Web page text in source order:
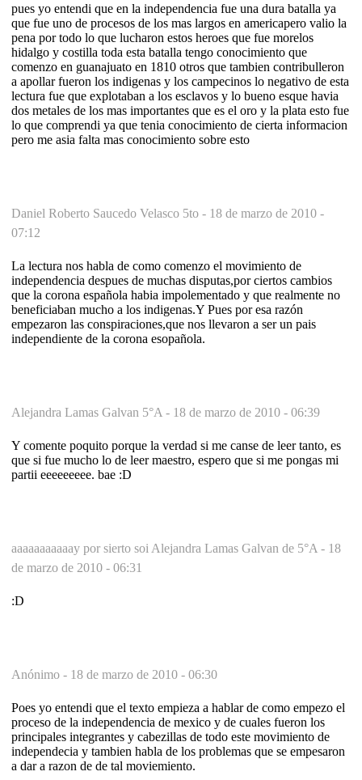
pues yo entendi que en la independencia fue una dura batalla ya
que fue uno de procesos de los mas largos en americapero valio la
pena por todo lo que lucharon estos heroes que fue morelos
hidalgo y costilla toda esta batalla tengo conocimiento que
comenzo en guanajuato en 1810 otros que tambien contribulleron
a apollar fueron los indigenas y los campecinos lo negativo de esta
lectura fue que explotaban a los esclavos y lo bueno esque havia
dos metales de los mas importantes que es el oro y la plata esto fue
lo que comprendi ya que tenia conocimiento de cierta informacion
pero me asia falta mas conocimiento sobre esto
Daniel Roberto Saucedo Velasco 5to - 18 de marzo de 2010 -
07:12
La lectura nos habla de como comenzo el movimiento de
independencia despues de muchas disputas,por ciertos cambios
que la corona española habia impolementado y que realmente no
beneficiaban mucho a los indigenas.Y Pues por esa razón
empezaron las conspiraciones,que nos llevaron a ser un pais
independiente de la corona esopañola.
Alejandra Lamas Galvan 5°A - 18 de marzo de 2010 - 06:39
Y comente poquito porque la verdad si me canse de leer tanto, es
que si fue mucho lo de leer maestro, espero que si me pongas mi
partii eeeeeeeee. bae :D
aaaaaaaaaaay por sierto soi Alejandra Lamas Galvan de 5°A - 18
de marzo de 2010 - 06:31
:D
Anónimo - 18 de marzo de 2010 - 06:30
Poes yo entendi que el texto empieza a hablar de como empezo el
proceso de la independencia de mexico y de cuales fueron los
principales integrantes y cabezillas de todo este movimiento de
independecia y tambien habla de los problemas que se empesaron
a dar a razon de de tal moviemiento.